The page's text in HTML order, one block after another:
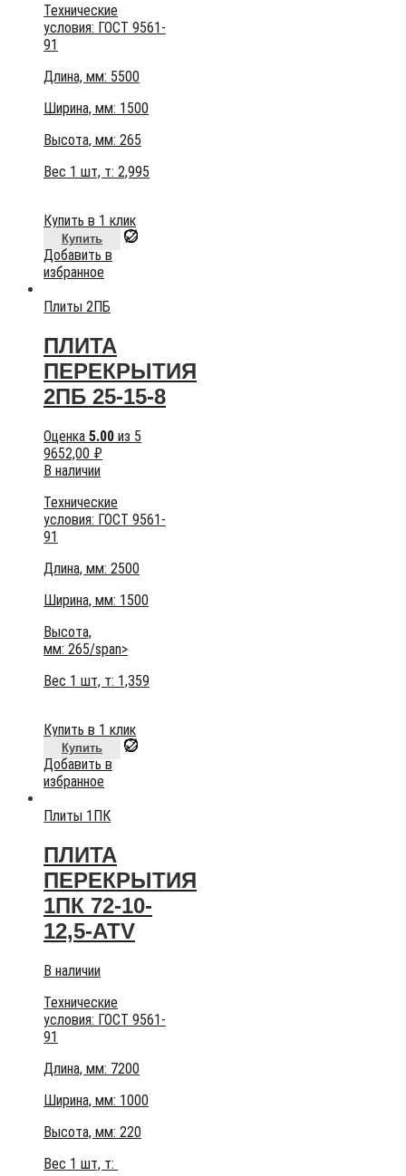
Технические
условия: ГОСТ 9561-
91
Длина, мм: 5500
Ширина, мм: 1500
Высота, мм: 265
Вес 1 шт, т: 2,995
Купить в 1 клик
Купить
Добавить в
избранное
Плиты 2ПБ
ПЛИТА
ПЕРЕКРЫТИЯ
2ПБ 25-15-8
Оценка 5.00 из 5
9652,00 ₽
В наличии
Технические
условия: ГОСТ 9561-
91
Длина, мм: 2500
Ширина, мм: 1500
Высота,
мм: 265/span>
Вес 1 шт, т: 1,359
Купить в 1 клик
Купить
Добавить в
избранное
Плиты 1ПК
ПЛИТА
ПЕРЕКРЫТИЯ
1ПК 72-10-
12,5-АТV
В наличии
Технические
условия: ГОСТ 9561-
91
Длина, мм: 7200
Ширина, мм: 1000
Высота, мм: 220
Вес 1 шт, т: